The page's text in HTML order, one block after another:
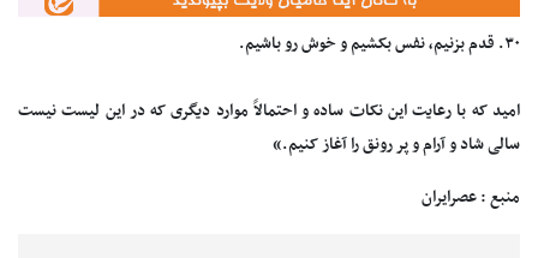
۳۰. قدم بزنیم، نفس بکشیم و خوش رو باشیم.
امید که با رعایت این نکات ساده و احتمالاً موارد دیگری که در این لیست نیست
سالی شاد و آرام و پر رونق را آغاز کنیم.»
منبع : عصرایران